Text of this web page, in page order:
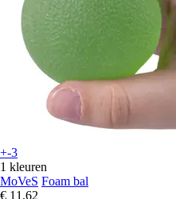
+-3
1 kleuren
MoVeS Foam bal
€ 11,62